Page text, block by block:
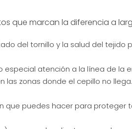
que marcan la diferencia a
del tornillo y la salud del tejido
especial atención a la línea de la
las zonas donde el cepillo no
que puedes hacer para